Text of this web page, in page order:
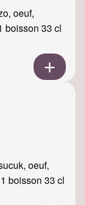
oeuf,
boisson 33 cl
oeuf,
boisson 33 cl